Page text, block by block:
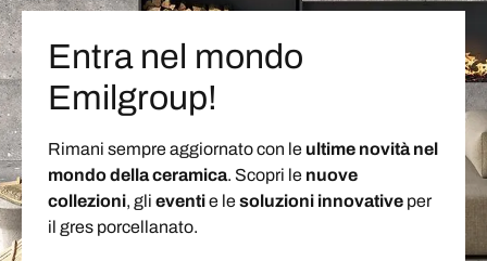
Entra nel mondo
Emilgroup!
Rimani sempre aggiornato con le ultime novità nel
mondo della ceramica. Scopri le nuove
collezioni, gli eventie lesoluzioni innovative per
il gres porcellanato.